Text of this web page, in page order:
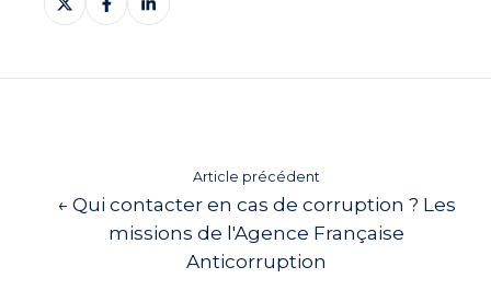
sur
sur
sur
Article précédent
← Qui contacter en cas de corruption ? Les
missions de l'Agence Française
Anticorruption